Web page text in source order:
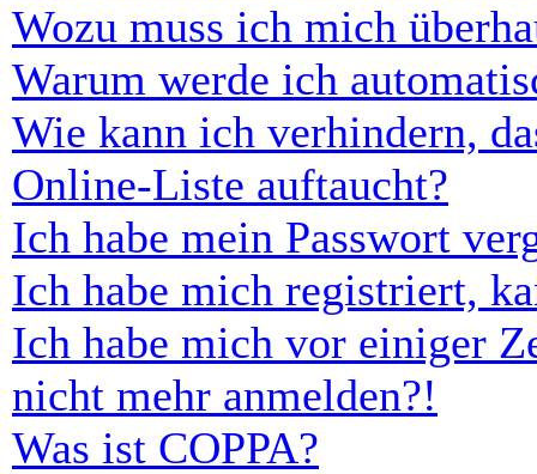
Wozu muss ich mich
Warum werde ich
Wie kann ich verhindern,
Online-Liste auftaucht?
Ich habe mein Passwort
Ich habe mich registriert,
Ich habe mich vor einiger
nicht mehr anmelden?!
Was ist COPPA?